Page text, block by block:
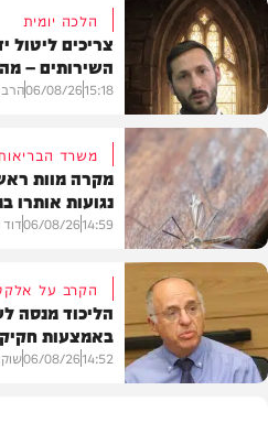
הלכה
הלכה יומית
צריכים ליטול
השירותים –
15:18
06/08/26הרב
בריאות
משרד
מקרה מוות
נגועות אותרו
14:59
06/08/26
הקרב על
הליכוד מנסה
באמצעות
14:52
06/08/26